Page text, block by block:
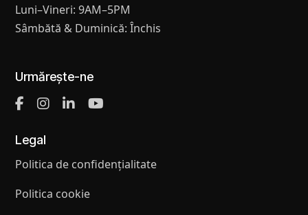
Luni–Vineri: 9AM–5PM
Sâmbătă & Duminică: Închis
Urmărește-ne
Legal
Politica de confidențialitate
Politica cookie